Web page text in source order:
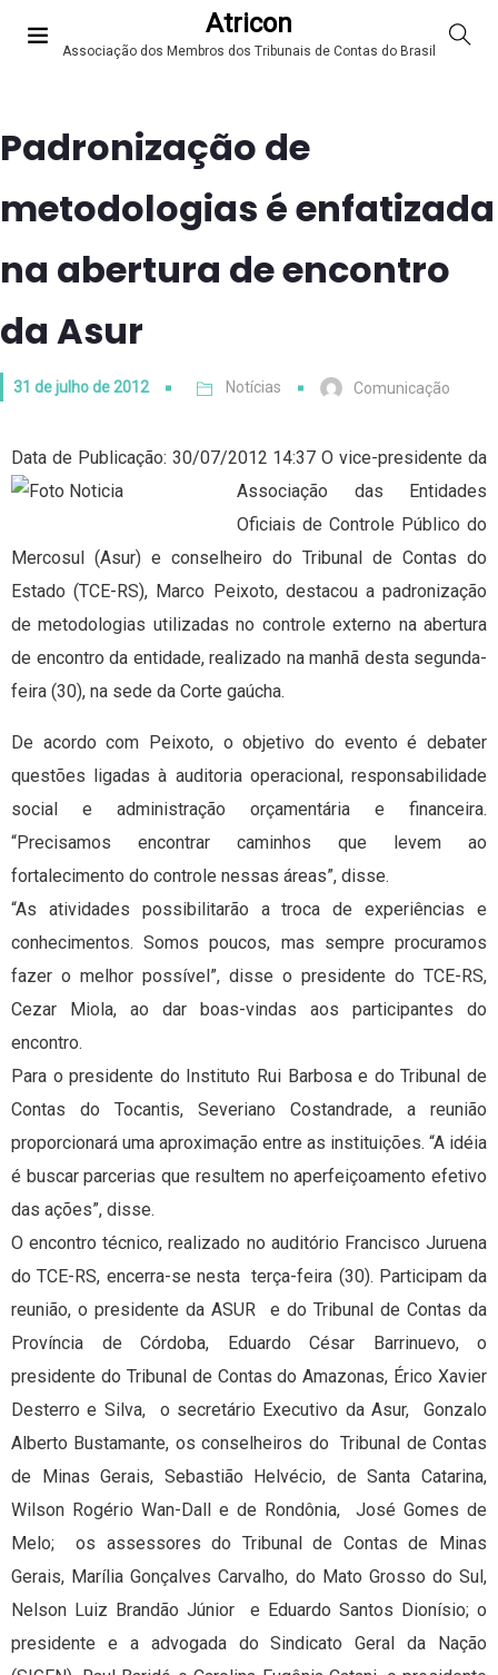
Atricon
Associação dos Membros dos Tribunais de Contas do Brasil
Padronização de
metodologias é enfatizada
na abertura de encontro
da Asur
31 de julho de 2012 Notícias Comunicação
Data de Publicação: 30/07/2012 14:37O vice-presidente da
Associação das Entidades
Oficiais de Controle Público do
Mercosul (Asur) e conselheiro do Tribunal de Contas do
Estado (TCE-RS), Marco Peixoto, destacou a padronização
de metodologias utilizadas no controle externo na abertura
de encontro da entidade, realizado na manhã desta segunda-
feira (30), na sede da Corte gaúcha.
De acordo com Peixoto, o objetivo do evento é debater
questões ligadas à auditoria operacional, responsabilidade
social e administração orçamentária e financeira.
“Precisamos encontrar caminhos que levem ao
fortalecimento do controle nessas áreas”, disse.
“As atividades possibilitarão a troca de experiências e
conhecimentos. Somos poucos, mas sempre procuramos
fazer o melhor possível”, disse o presidente do TCE-RS,
Cezar Miola, ao dar boas-vindas aos participantes do
encontro.
Para o presidente do Instituto Rui Barbosa e do Tribunal de
Contas do Tocantis, Severiano Costandrade, a reunião
proporcionará uma aproximação entre as instituições. “A idéia
é buscar parcerias que resultem no aperfeiçoamento efetivo
das ações”, disse.
O encontro técnico, realizado no auditório Francisco Juruena
do TCE-RS, encerra-se nesta terça-feira (30). Participam da
reunião, o presidente da ASUR e do Tribunal de Contas da
Província de Córdoba, Eduardo César Barrinuevo, o
presidente do Tribunal de Contas do Amazonas, Érico Xavier
Desterro e Silva, o secretário Executivo da Asur, Gonzalo
Alberto Bustamante, os conselheiros do Tribunal de Contas
de Minas Gerais, Sebastião Helvécio, de Santa Catarina,
Wilson Rogério Wan-Dall e de Rondônia, José Gomes de
Melo; os assessores do Tribunal de Contas de Minas
Gerais, Marília Gonçalves Carvalho, do Mato Grosso do Sul,
Nelson Luiz Brandão Júnior e Eduardo Santos Dionísio; o
presidente e a advogada do Sindicato Geral da Nação